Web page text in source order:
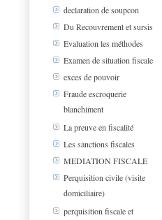
declaration de soupcon
Du Recouvrement et sursis
Evaluation les méthodes
Examen de situation fiscale
exces de pouvoir
Fraude escroquerie
blanchiment
La preuve en fiscalité
Les sanctions fiscales
MEDIATION FISCALE
Perquisition civile (visite
domiciliaire)
perquisition fiscale et